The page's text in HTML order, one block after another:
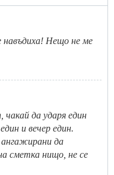
навъдиха! Нещо не ме
да ударя един
и вечер един.
ангажирани да
сметка нищо, не се